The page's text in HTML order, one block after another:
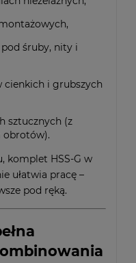
śruby, nity i
cienkich i grubszych
sztucznych (z
komplet HSS-G w
ułatwia pracę –
pod ręką.